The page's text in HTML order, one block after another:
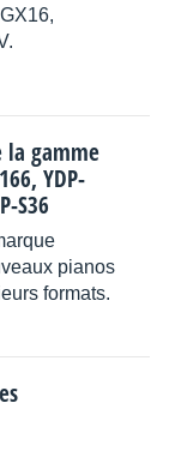
la gamme
YDP-
S36
pianos
formats.